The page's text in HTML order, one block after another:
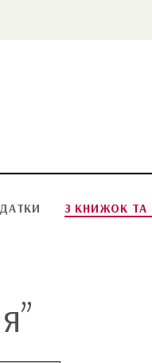
З КНИЖОК ТА